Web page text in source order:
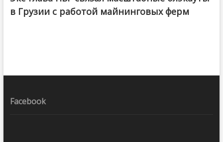
в Грузии с работой майнинговых ферм
Facebook